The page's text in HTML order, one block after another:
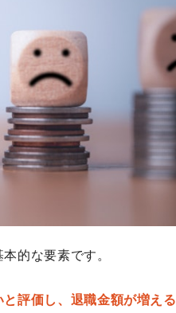
的な要素です。
評価し、退職金額が増える